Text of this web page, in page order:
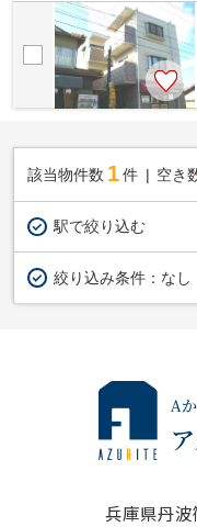
該当物件数 1件 空き
駅で絞り込む
絞り込み条件： なし
兵庫県丹